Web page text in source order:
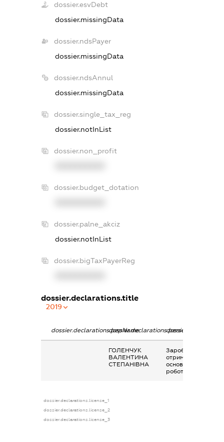
dossier.esvDebt
dossier.missingData
dossier.ndsPayer
dossier.missingData
dossier.ndsAnnul
dossier.missingData
dossier.single_tax_reg
dossier.notInList
dossier.non_profit
dossier.budget_dotation
dossier.palne_akciz
dossier.notInList
dossier.bigTaxPayerReg
dossier.declarations.title
2019
dossier.declarations.pepNamedossier.declarations.personName
ГОЛЕНЧУК
ВАЛЕНТИНА
СТЕПАНІВНА
Заробітна плата
отримана за
основним місцем
роботи
dossier.declarations.license_1
dossier.declarations.license_2
dossier.declarations.license_3